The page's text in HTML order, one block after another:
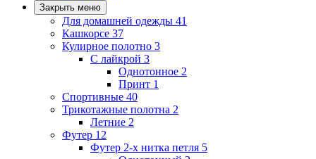
Закрыть меню
Для домашней одежды 41
Кашкорсе 37
Кулирное полотно 3
С лайкрой 3
Однотонное 2
Принт 1
Спортивные 40
Трикотажные полотна 2
Летние 2
Футер 12
Футер 2-х нитка петля 5